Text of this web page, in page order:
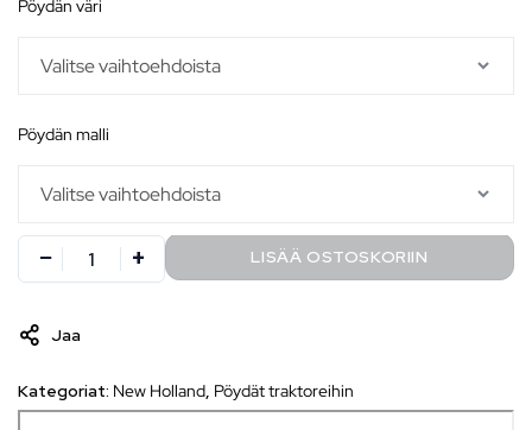
pöydän väri
pöydän malli
LISÄÄ OSTOSKORIIN
Jaa
Kategoriat: New Holland, Pöydät traktoreihin